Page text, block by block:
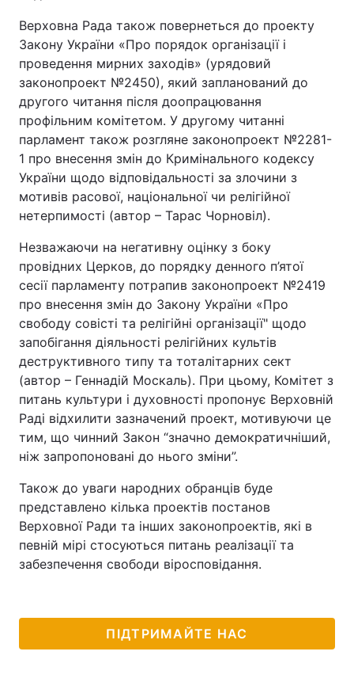
Верховна Рада також повернеться до проекту
Закону України «Про порядок організації і
проведення мирних заходів» (урядовий
законопроект №2450), який запланований до
другого читання після доопрацювання
профільним комітетом. У другому читанні
парламент також розгляне законопроект №2281-
1 про внесення змін до Кримінального кодексу
України щодо відповідальності за злочини з
мотивів расової, національної чи релігійної
нетерпимості (автор – Тарас Чорновіл).
Незважаючи на негативну оцінку з боку
провідних Церков, до порядку денного п’ятої
сесії парламенту потрапив законопроект №2419
про внесення змін до Закону України «Про
свободу совісті та релігійні організації" щодо
запобігання діяльності релігійних культів
деструктивного типу та тоталітарних сект
(автор – Геннадій Москаль). При цьому, Комітет з
питань культури і духовності пропонує Верховній
Раді відхилити зазначений проект, мотивуючи це
тим, що чинний Закон “значно демократичніший,
ніж запропоновані до нього зміни”.
Також до уваги народних обранців буде
представлено кілька проектів постанов
Верховної Ради та інших законопроектів, які в
певній мірі стосуються питань реалізації та
забезпечення свободи віросповідання.
ПІДТРИМАЙТЕ НАС